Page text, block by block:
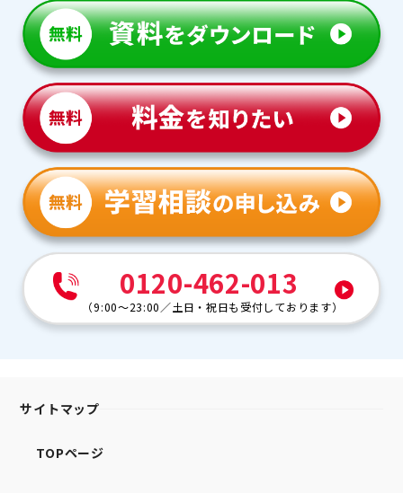
0120-462-013
（9:00～23:00 ／土日・祝日も受付しております）
サイトマップ
TOPページ